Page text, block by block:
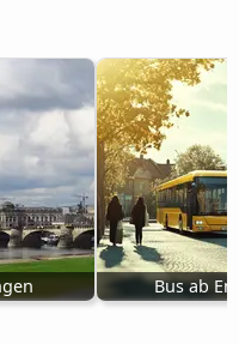
Bus ab